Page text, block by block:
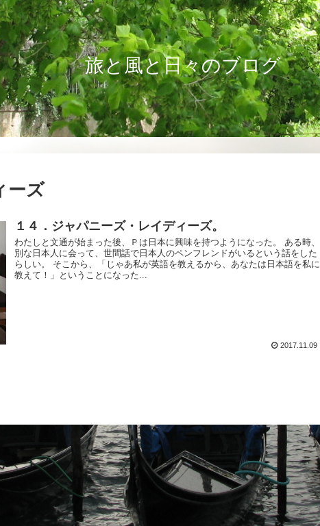
旅と風と日々のブログ
ーズ
１４．ジャパニーズ・レイディーズ。
わたしと文通が始まった後、Ｐは日本に興味を持つようになった。 ある時、
別な日本人に会って、世間話で日本人のペンフレンドがいるという話をした
らしい。 そこから、「じゃあ私が英語を教えるから、あなたは日本語を私に
教えて！」ということになった...
2017.11.09